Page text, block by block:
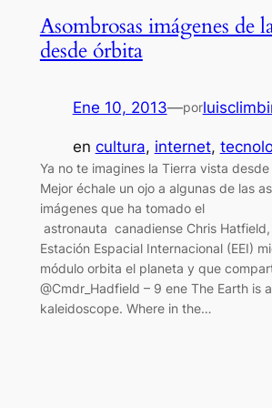
Asombrosas imágenes de
desde órbita
Ene 10, 2013—por
en cultura, internet,
Ya no te imagines la Tierra vista
Mejor échale un ojo a algunas de las
imágenes que ha tomado el
astronauta canadiense Chris
Estación Espacial Internacional (EEI)
módulo orbita el planeta y que
@Cmdr_Hadfield – 9 ene The Earth is
kaleidoscope. Where in the…